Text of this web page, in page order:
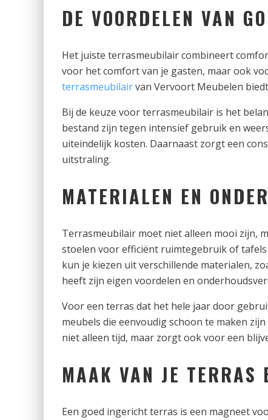
DE VOORDELEN VAN
Het juiste terrasmeubilair combineert
voor het comfort van je gasten, maar ook
terrasmeubilairvan Vervoort Meubelen
Bij de keuze voor terrasmeubilair is het
bestand zijn tegen intensief gebruik en
uiteindelijk kosten. Daarnaast zorgt een
uitstraling.
MATERIALEN EN
Terrasmeubilair moet niet alleen mooi zijn,
stoelen voor efficiënt ruimtegebruik of
kun je kiezen uit verschillende materialen,
heeft zijn eigen voordelen en
Voor een terras dat het hele jaar door
meubels die eenvoudig schoon te maken
niet alleen tijd, maar zorgt ook voor een
MAAK VAN JE TERRAS
Een goed ingericht terras is een magneet